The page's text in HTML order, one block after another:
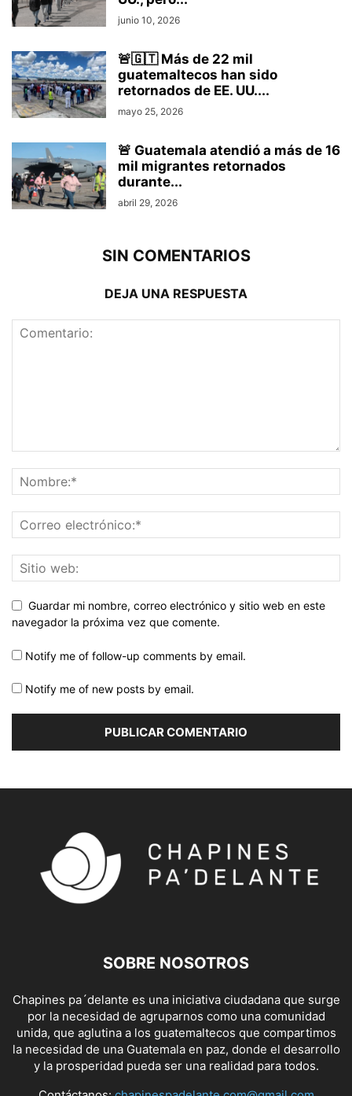
junio 10, 2026
🚨🇬🇹 Más de 22 mil
guatemaltecos han sido
retornados de EE. UU....
mayo 25, 2026
🚨 Guatemala atendió a más de 16
mil migrantes retornados
durante...
abril 29, 2026
SIN COMENTARIOS
DEJA UNA RESPUESTA
Guardar mi nombre, correo electrónico y sitio web en este
navegador la próxima vez que comente.
Notify me of follow-up comments by email.
Notify me of new posts by email.
SOBRE NOSOTROS
Chapines pa´delante es una iniciativa ciudadana que surge
por la necesidad de agruparnos como una comunidad
unida, que aglutina a los guatemaltecos que compartimos
la necesidad de una Guatemala en paz, donde el desarrollo
y la prosperidad pueda ser una realidad para todos.